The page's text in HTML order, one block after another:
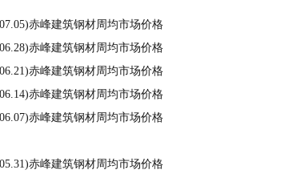
赤峰建筑钢材周均市场价格
赤峰建筑钢材周均市场价格
赤峰建筑钢材周均市场价格
赤峰建筑钢材周均市场价格
赤峰建筑钢材周均市场价格
赤峰建筑钢材周均市场价格